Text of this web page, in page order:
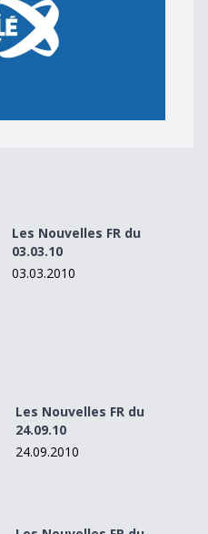
Les Nouvelles FR du
03.03.10
03.03.2010
Les Nouvelles FR du
24.09.10
24.09.2010